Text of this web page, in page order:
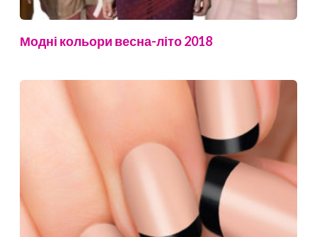
Модні кольори весна-літо 2018